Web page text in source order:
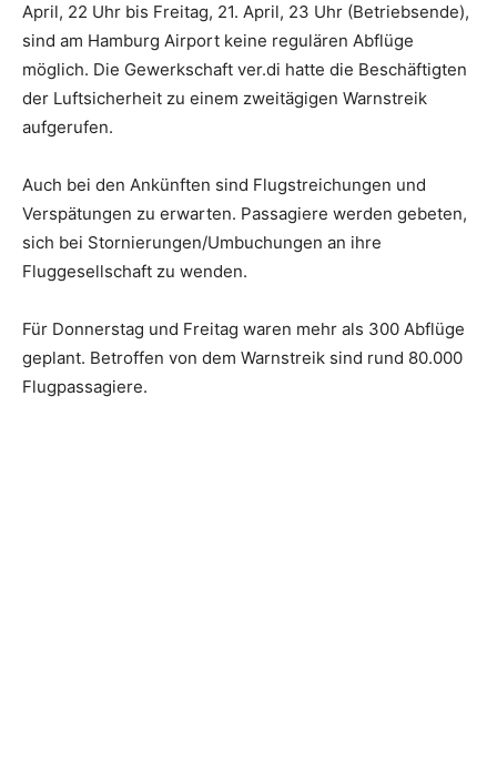
April, 22 Uhr bis Freitag, 21. April, 23 Uhr (Betriebsende),
sind am Hamburg Airport keine regulären Abflüge
möglich. Die Gewerkschaft ver.di hatte die Beschäftigten
der Luftsicherheit zu einem zweitägigen Warnstreik
aufgerufen.
Auch bei den Ankünften sind Flugstreichungen und
Verspätungen zu erwarten. Passagiere werden gebeten,
sich bei Stornierungen/Umbuchungen an ihre
Fluggesellschaft zu wenden.
Für Donnerstag und Freitag waren mehr als 300 Abflüge
geplant. Betroffen von dem Warnstreik sind rund 80.000
Flugpassagiere.